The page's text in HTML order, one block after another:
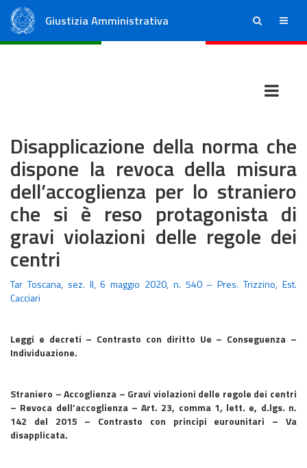
Giustizia Amministrativa ricerca menu
Disapplicazione della norma che
dispone la revoca della misura
dell’accoglienza per lo straniero
che si è reso protagonista di
gravi violazioni delle regole dei
centri
Tar Toscana, sez. II, 6 maggio 2020, n. 540 – Pres. Trizzino, Est.
Cacciari
Leggi e decreti – Contrasto con diritto Ue – Conseguenza –
Individuazione.
Straniero – Accoglienza – Gravi violazioni delle regole dei centri
– Revoca dell’accoglienza – Art. 23, comma 1, lett. e, d.lgs. n.
142 del 2015 – Contrasto con principi eurounitari – Va
disapplicata.